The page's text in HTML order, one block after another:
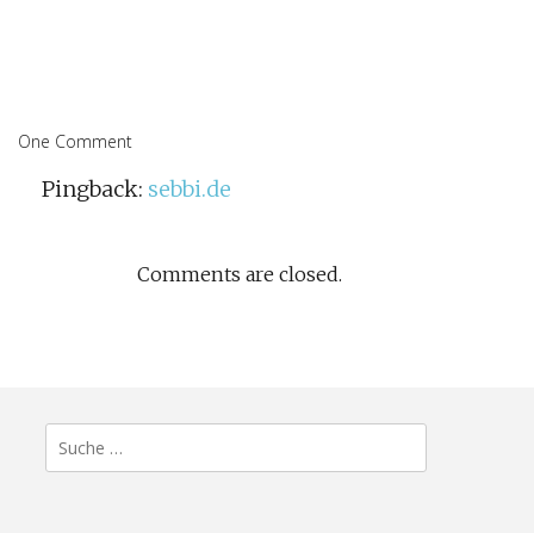
One Comment
Pingback: sebbi.de
Comments are closed.
Suche
nach: